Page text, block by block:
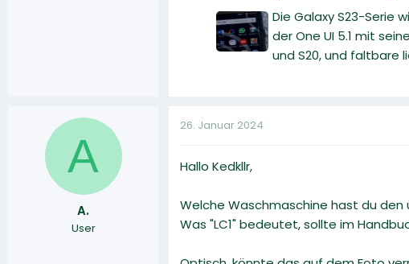
Die Galaxy S23-Serie
der One UI 5.1 mit
und S20, und faltbare
A
A.
User
26. Januar 2024
Hallo Kedkllr,
Welche Waschmaschine hast du
Was "LC1" bedeutet, sollte im